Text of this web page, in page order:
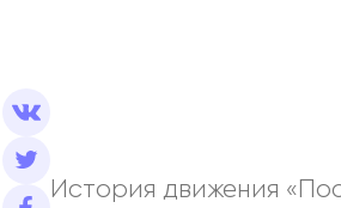
История движения